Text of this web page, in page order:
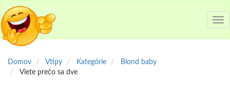
Domov Vtipy Kategórie
Blond baby
Viete prečo sa dve